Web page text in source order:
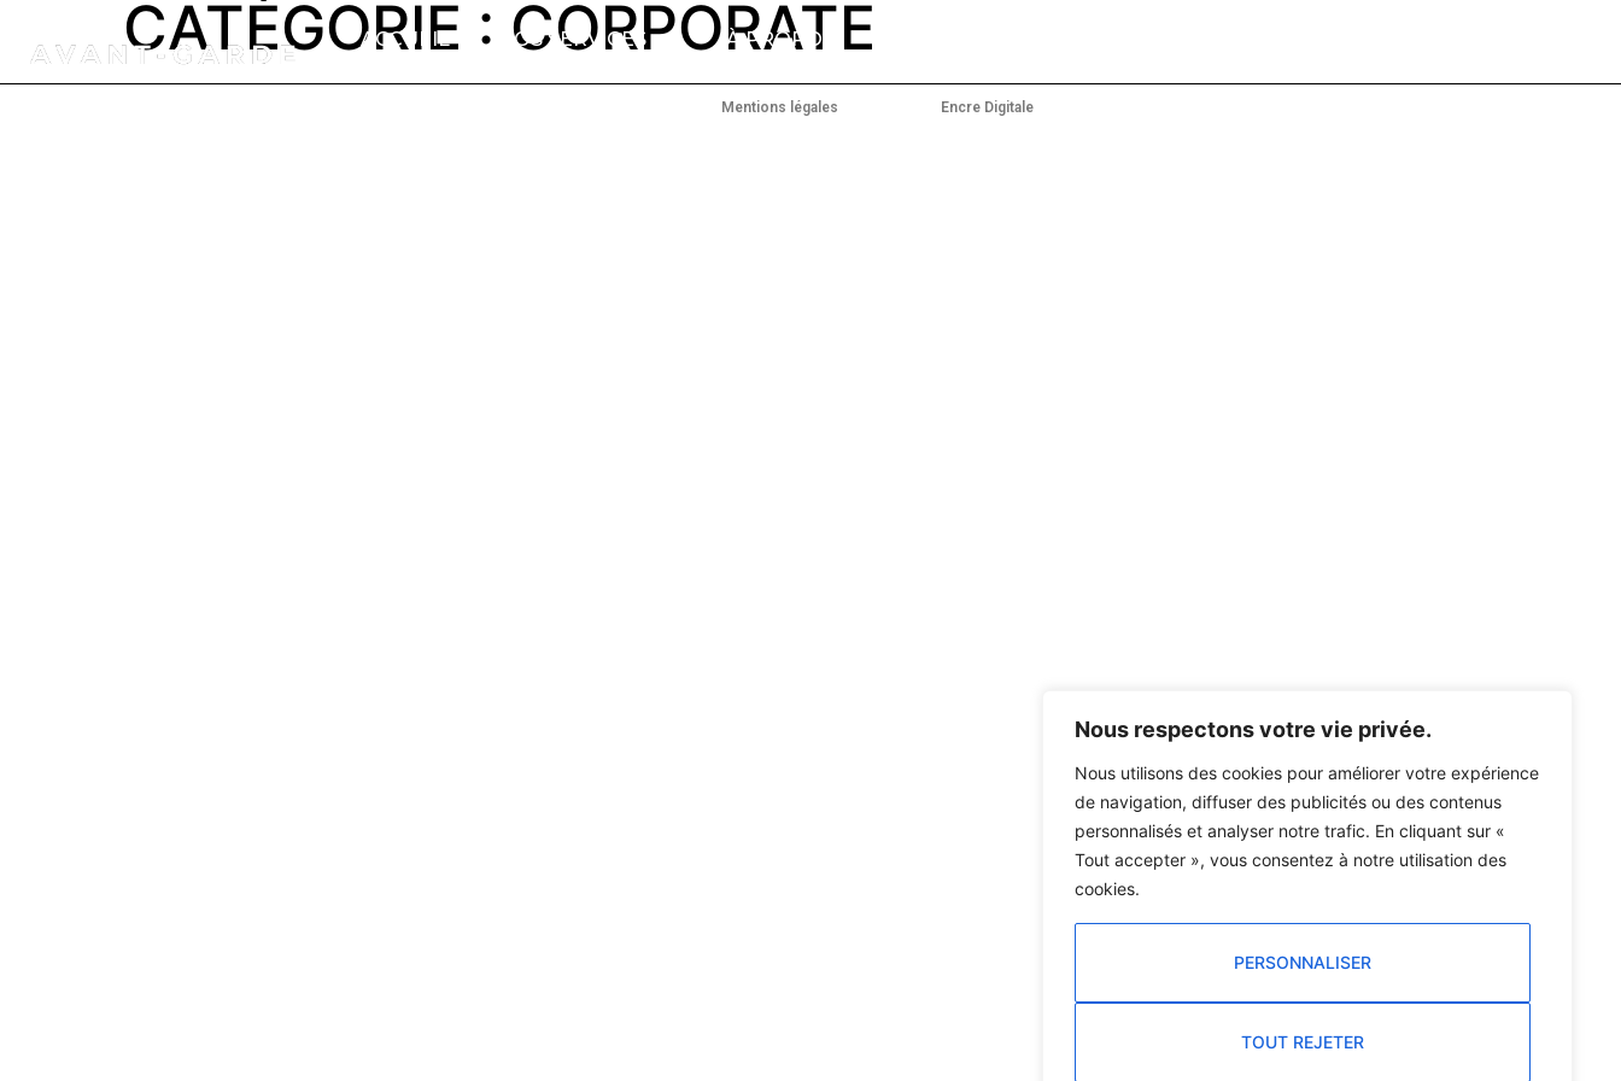
Nous respectons votre vie privée.
Nous utilisons des cookies pour améliorer votre expérience
de navigation, diffuser des publicités ou des contenus
personnalisés et analyser notre trafic. En cliquant sur «
Tout accepter », vous consentez à notre utilisation des
cookies.
PERSONNALISER
TOUT REJETER
ACCUEIL NOS SERVICES À PROPOS
CATÉGORIE : CORPORATE
Mentions légales Encre Digitale